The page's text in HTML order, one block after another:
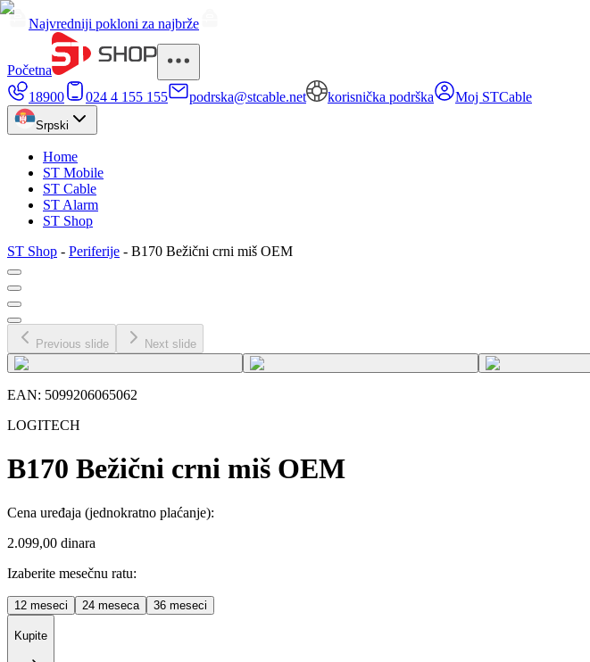
Najvredniji pokloni za najbrže
Početna
18900
024 4 155 155 podrska@stcable.net korisnička podrška Moj STCable
Srpski
Home
ST Mobile
ST Cable
ST Alarm
ST Shop
ST Shop - Periferije - B170 Bežični crni miš OEM
Previous slide Next slide
EAN: 5099206065062
LOGITECH
B170 Bežični crni miš OEM
Cena uređaja (jednokratno plaćanje):
2.099,00 dinara
Izaberite mesečnu ratu:
12 meseci 24 meseca 36 meseci
Kupite